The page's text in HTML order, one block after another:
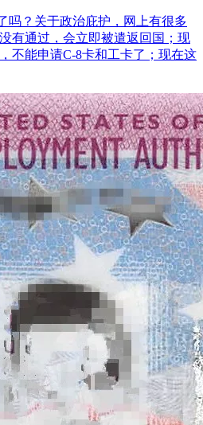
吗？关于政治庇护，网上有很多
有通过，会立即被遣返回国；现
不能申请C-8卡和工卡了；现在这